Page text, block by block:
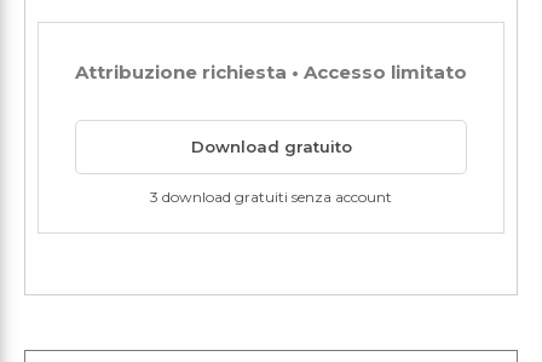
Attribuzione richiesta • Accesso limitato
Download gratuito
3 download gratuiti senza account